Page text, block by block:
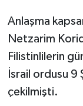
Anlaşma
Netzarim
Filistinlilerin
İsrail ordusu
çekilmişti.